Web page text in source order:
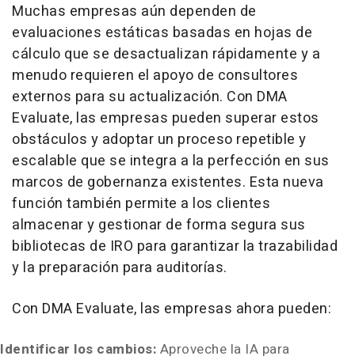
Muchas empresas aún dependen de
evaluaciones estáticas basadas en hojas de
cálculo que se desactualizan rápidamente y a
menudo requieren el apoyo de consultores
externos para su actualización. Con DMA
Evaluate, las empresas pueden superar estos
obstáculos y adoptar un proceso repetible y
escalable que se integra a la perfección en sus
marcos de gobernanza existentes. Esta nueva
función también permite a los clientes
almacenar y gestionar de forma segura sus
bibliotecas de IRO para garantizar la trazabilidad
y la preparación para auditorías.
Con DMA Evaluate, las empresas ahora pueden:
Identificar los cambios: Aproveche la IA para